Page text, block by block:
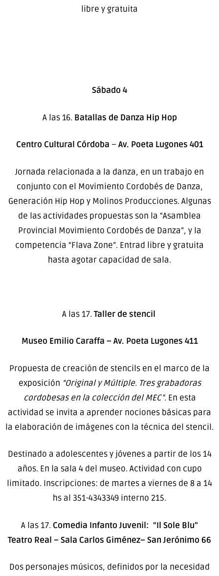
libre y gratuita
Sábado 4
A las 16. Batallas de Danza Hip Hop
Centro Cultural Córdoba – Av. Poeta Lugones 401
Jornada relacionada a la danza, en un trabajo en
conjunto con el Movimiento Cordobés de Danza,
Generación Hip Hop y Molinos Producciones. Algunas
de las actividades propuestas son la “Asamblea
Provincial Movimiento Cordobés de Danza”, y la
competencia “Flava Zone”. Entrad libre y gratuita
hasta agotar capacidad de sala.
A las 17.Taller de stencil
Museo Emilio Caraffa – Av. Poeta Lugones 411
Propuesta de creación de stencils en el marco de la
exposición “Original y Múltiple. Tres grabadoras
cordobesas en la colección del MEC”. En esta
actividad se invita a aprender nociones básicas para
la elaboración de imágenes con la técnica del stencil.
Destinado a adolescentes y jóvenes a partir de los 14
años. En la sala 4 del museo. Actividad con cupo
limitado. Inscripciones: de martes a viernes de 8 a 14
hs al 351-4343349 interno 215.
A las 17. Comedia Infanto Juvenil: “Il Sole Blu”
Teatro Real – Sala Carlos Giménez– San Jerónimo 66
Dos personajes músicos, definidos por la necesidad